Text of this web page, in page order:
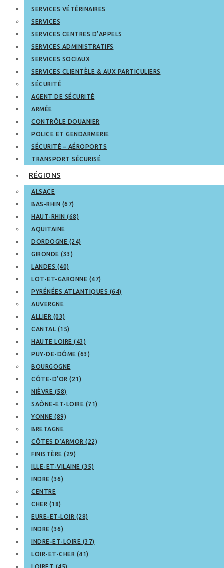
SERVICES VÉTÉRINAIRES
SERVICES
SERVICES CENTRES D’APPELS
SERVICES ADMINISTRATIFS
SERVICES SOCIAUX
SERVICES CLIENTÈLE & AUX PARTICULIERS
SÉCURITÉ
AGENT DE SÉCURITÉ
ARMÉE
CONTRÔLE DOUANIER
POLICE ET GENDARMERIE
SÉCURITÉ – AÉROPORTS
TRANSPORT SÉCURISÉ
RÉGIONS
ALSACE
BAS-RHIN (67)
HAUT-RHIN (68)
AQUITAINE
DORDOGNE (24)
GIRONDE (33)
LANDES (40)
LOT-ET-GARONNE (47)
PYRÉNÉES ATLANTIQUES (64)
AUVERGNE
ALLIER (03)
CANTAL (15)
HAUTE LOIRE (43)
PUY-DE-DÔME (63)
BOURGOGNE
CÔTE-D’OR (21)
NIÈVRE (58)
SAÔNE-ET-LOIRE (71)
YONNE (89)
BRETAGNE
CÔTES D’ARMOR (22)
FINISTÈRE (29)
ILLE-ET-VILAINE (35)
INDRE (36)
CENTRE
CHER (18)
EURE-ET-LOIR (28)
INDRE (36)
INDRE-ET-LOIRE (37)
LOIR-ET-CHER (41)